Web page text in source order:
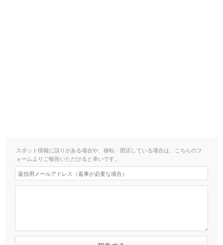
スポット情報に誤りがある場合や、移転・閉店している場合は、こちらのフ
ォームよりご報告いただけると幸いです。